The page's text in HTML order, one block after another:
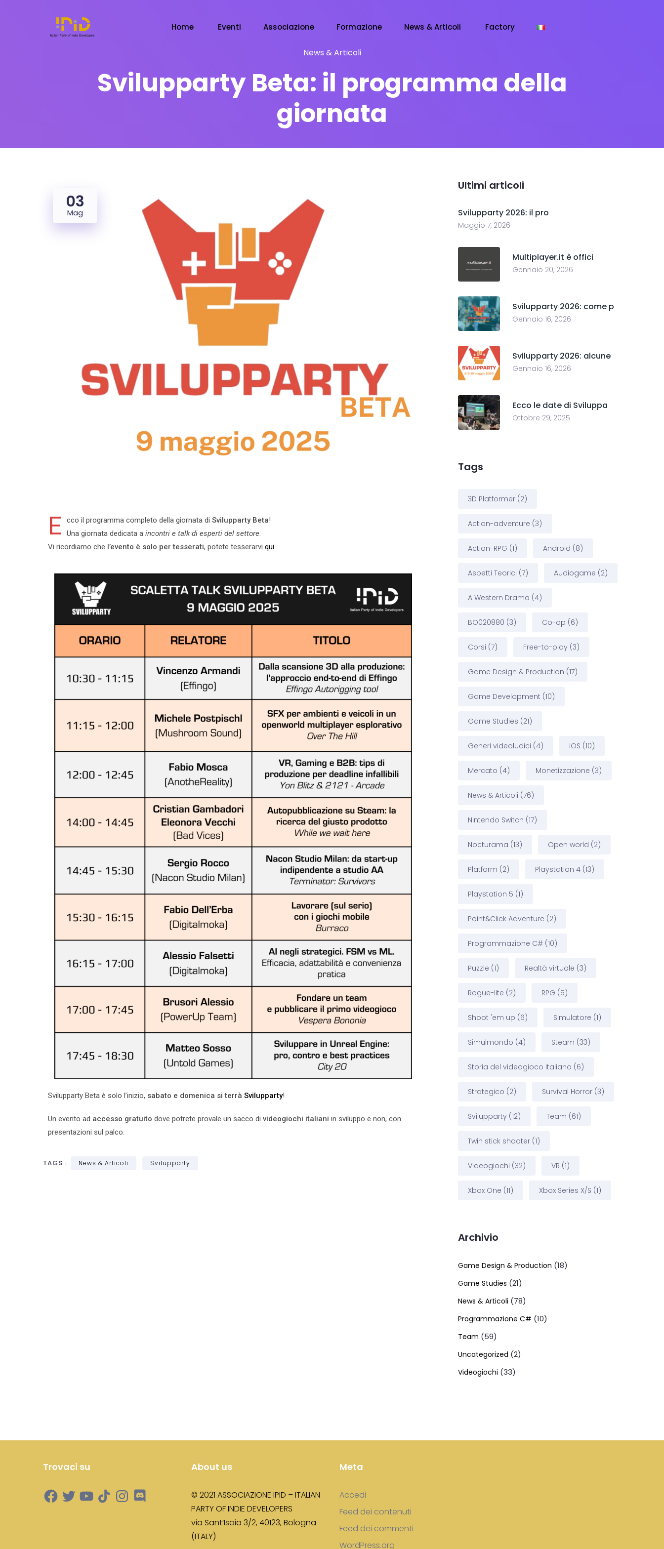
Home Eventi Associazione Formazione News & Articoli Factory
News & Articoli
Svilupparty Beta: il programma della
giornata
03
Mag
E cco il programma completo della giornata di Svilupparty Beta!
Una giornata dedicata a incontri e talk di esperti del settore.
Vi ricordiamo che l’evento è solo per tesserati, potete tesserarvi qui.
Svilupparty Beta è solo l’inizio, sabato e domenica si terrà Svilupparty!
Un evento ad accesso gratuito dove potrete provale un sacco di videogiochi italiani in sviluppo e non, con
presentazioni sul palco.
TAGS : News & Articoli Svilupparty
Ultimi articoli
Svilupparty 2026: il pro
Maggio 7, 2026
Multiplayer.it è offici
Gennaio 20, 2026
Svilupparty 2026: come p
Gennaio 16, 2026
Svilupparty 2026: alcune
Gennaio 16, 2026
Ecco le date di Sviluppa
Ottobre 29, 2025
Tags
3D Platformer (2)
Action-adventure (3)
Action-RPG (1) Android (8)
Aspetti Teorici (7) Audiogame (2)
A Western Drama (4)
BO020880 (3) Co-op (6)
Corsi (7) Free-to-play (3)
Game Design & Production (17)
Game Development (10)
Game Studies (21)
Generi videoludici (4) iOS (10)
Mercato (4) Monetizzazione (3)
News & Articoli (76)
Nintendo Switch (17)
Nocturama (13) Open world (2)
Platform (2) Playstation 4 (13)
Playstation 5 (1)
Point&Click Adventure (2)
Programmazione C# (10)
Puzzle (1) Realtà virtuale (3)
Rogue-lite (2) RPG (5)
Shoot 'em up (6) Simulatore (1)
Simulmondo (4) Steam (33)
Storia del videogioco Italiano (6)
Strategico (2) Survival Horror (3)
Svilupparty (12) Team (61)
Twin stick shooter (1)
Videogiochi (32) VR (1)
Xbox One (11) Xbox Series X/S (1)
Archivio
Game Design & Production (18)
Game Studies (21)
News & Articoli (78)
Programmazione C# (10)
Team (59)
Uncategorized (2)
Videogiochi (33)
Trovaci su About us
© 2021 ASSOCIAZIONE IPID – ITALIAN
PARTY OF INDIE DEVELOPERS
via Sant’Isaia 3/2, 40123, Bologna
(ITALY)
Meta
Accedi
Feed dei contenuti
Feed dei commenti
WordPress.org